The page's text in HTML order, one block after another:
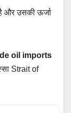
और उसकी ऊर्जा
oil imports
Strait of